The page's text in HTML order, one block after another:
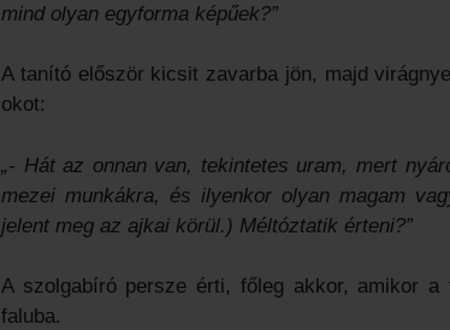
mind olyan egyforma képűek?”
A tanító először kicsit zavarba jön, majd
okot:
„- Hát az onnan van, tekintetes uram, mert
mezei munkákra, és ilyenkor olyan magam
jelent meg az ajkai körül.) Méltóztatik érteni?”
A szolgabíró persze érti, főleg akkor, amikor
faluba.